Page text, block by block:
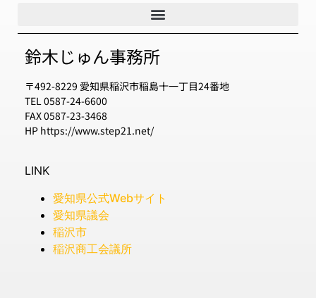
鈴木じゅん事務所
〒492-8229 愛知県稲沢市稲島十一丁目24番地
TEL 0587-24-6600
FAX 0587-23-3468
HP https://www.step21.net/
LINK
愛知県公式Webサイト
愛知県議会
稲沢市
稲沢商工会議所